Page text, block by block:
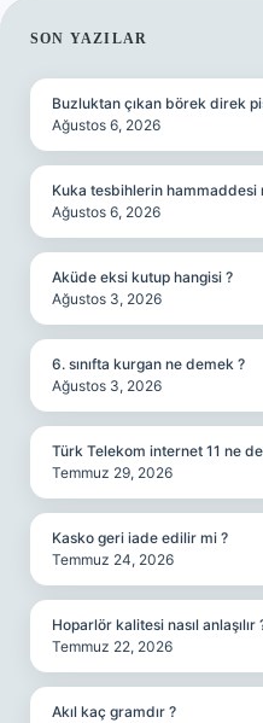
SIDEBAR
SON YAZILAR
Buzluktan çıkan börek direk
Ağustos 6, 2026
Kuka tesbihlerin hammaddesi
Ağustos 6, 2026
Aküde eksi kutup hangisi ?
Ağustos 3, 2026
6. sınıfta kurgan ne demek ?
Ağustos 3, 2026
Türk Telekom internet 11 ne
Temmuz 29, 2026
Kasko geri iade edilir mi ?
Temmuz 24, 2026
Hoparlör kalitesi nasıl anlaşılır
Temmuz 22, 2026
Akıl kaç gramdır ?